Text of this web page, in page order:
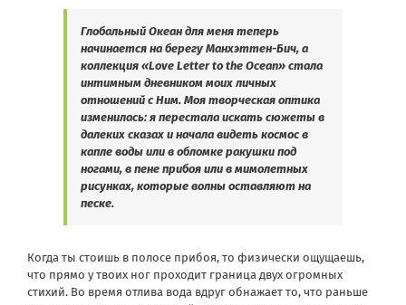
Глобальный Океан для меня теперь
начинается на берегу Манхэттен-Бич, а
коллекция «Love Letter to the Ocean» стала
интимным дневником моих личных
отношений с Ним. Моя творческая оптика
изменилась: я перестала искать сюжеты в
далеких сказах и начала видеть космос в
капле воды или в обломке ракушки под
ногами, в пене прибоя или в мимолетных
рисунках, которые волны оставляют на
песке.
Когда ты стоишь в полосе прибоя, то физически ощущаешь,
что прямо у твоих ног проходит граница двух огромных
стихий. Во время отлива вода вдруг обнажает то, что раньше